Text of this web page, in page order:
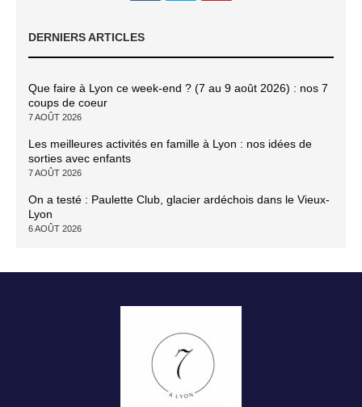
DERNIERS ARTICLES
Que faire à Lyon ce week-end ? (7 au 9 août 2026) : nos 7
coups de coeur
7 AOÛT 2026
Les meilleures activités en famille à Lyon : nos idées de
sorties avec enfants
7 AOÛT 2026
On a testé : Paulette Club, glacier ardéchois dans le Vieux-
Lyon
6 AOÛT 2026